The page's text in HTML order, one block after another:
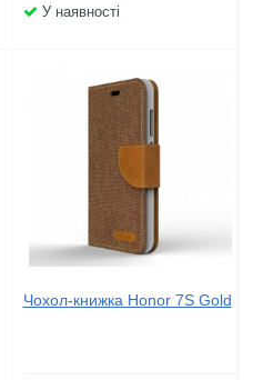
У наявності
Чохол-книжка Honor 7S Gold